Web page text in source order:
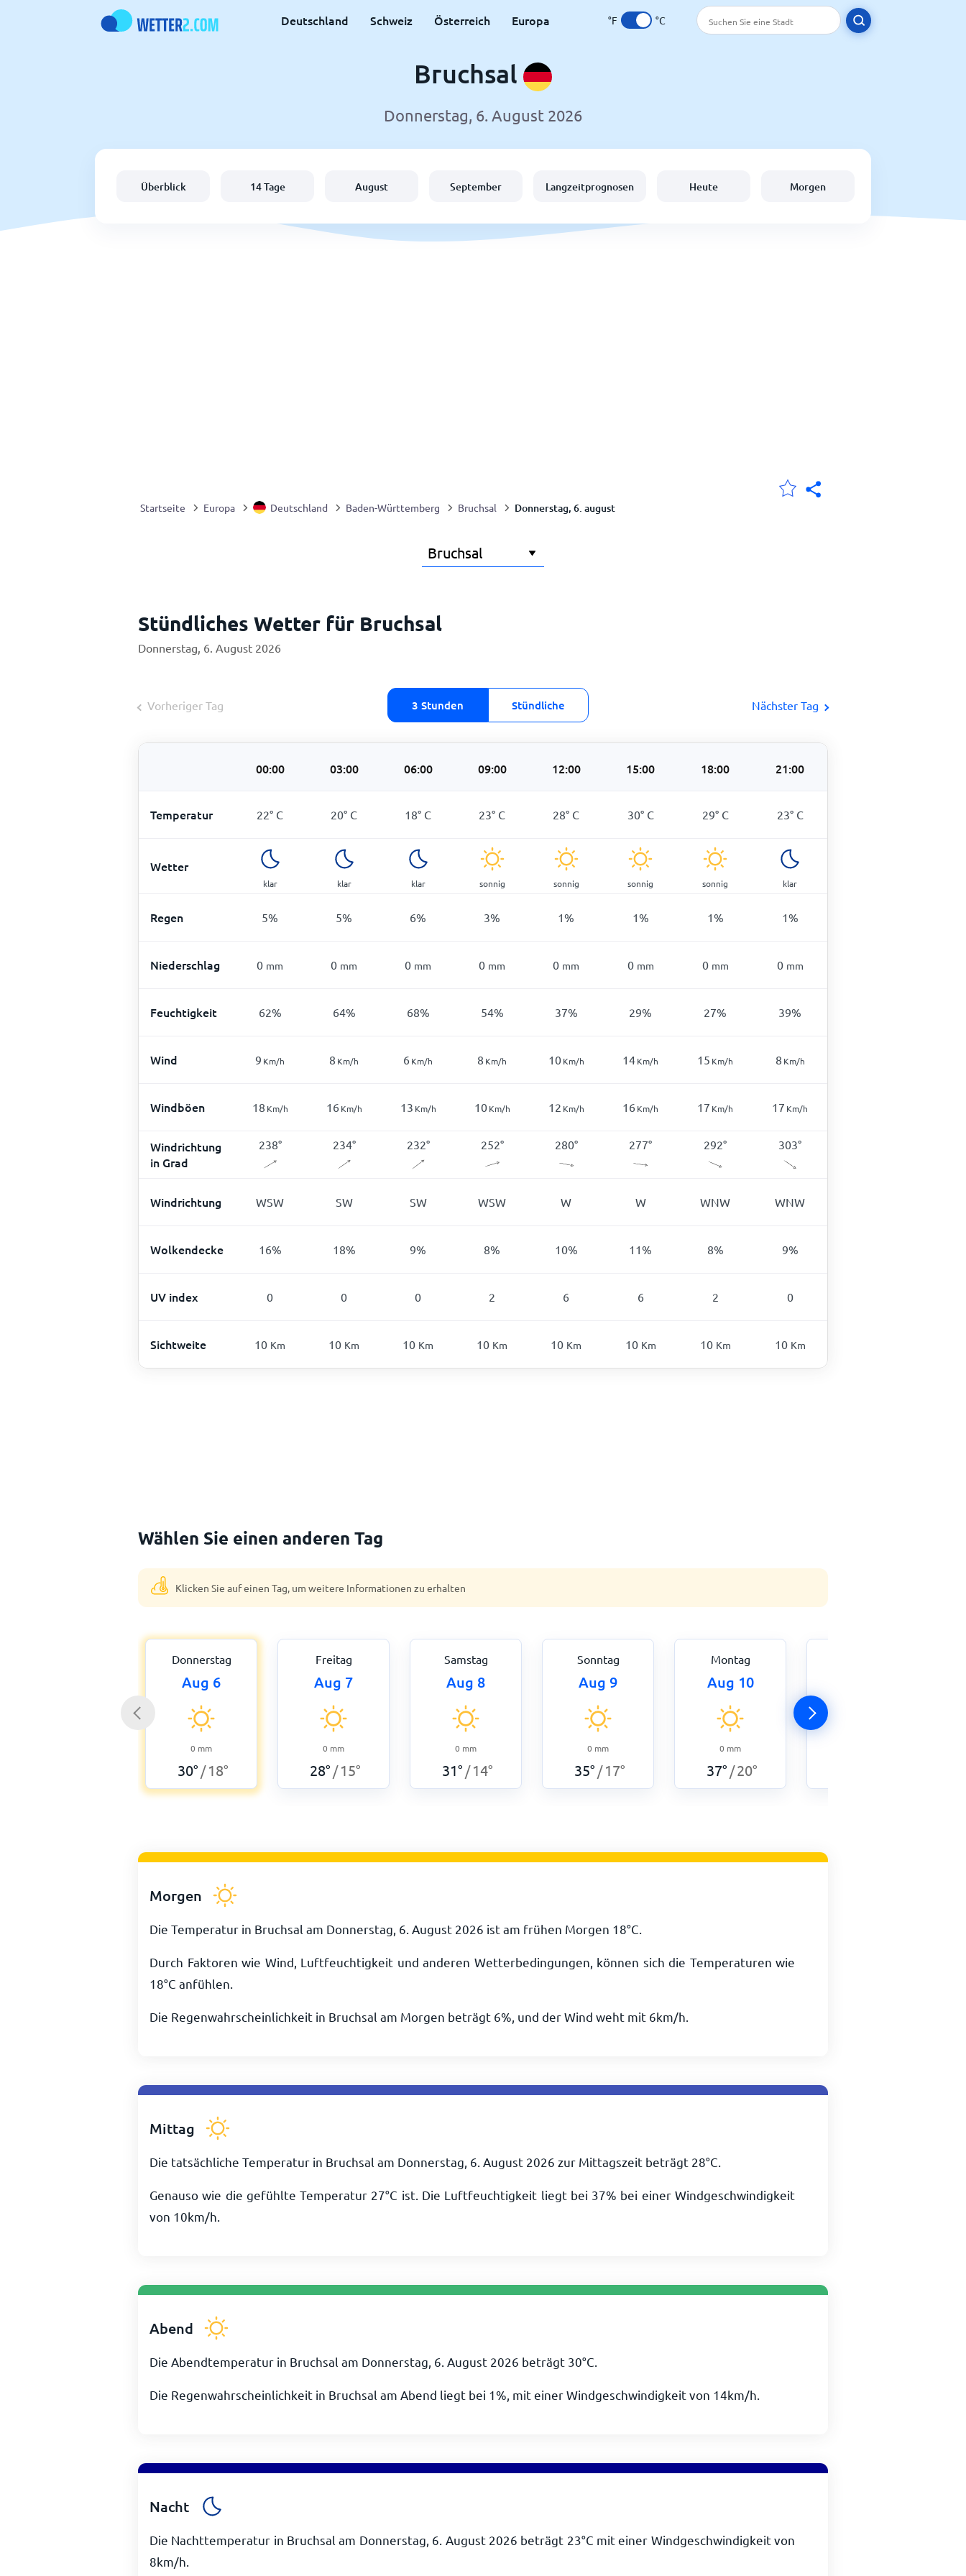
Deutschland Schweiz Österreich Europa °F °C
Bruchsal
Donnerstag, 6. August 2026
Überblick 14 Tage August September Langzeitprognosen Heute Morgen
Startseite Europa Deutschland Baden-Württemberg Bruchsal Donnerstag, 6. august
Stündliches Wetter für Bruchsal
Donnerstag, 6. August 2026
Vorheriger Tag 3 Stunden Stündliche Nächster Tag
00:00 03:00 06:00 09:00 12:00 15:00 18:00 21:00
Temperatur 22° C 20° C 18° C 23° C 28° C 30° C 29° C 23° C
Wetter
klar klar klar sonnig sonnig sonnig sonnig klar
Regen 5% 5% 6% 3% 1% 1% 1% 1%
Niederschlag 0 mm 0 mm 0 mm 0 mm 0 mm 0 mm 0 mm 0 mm
Feuchtigkeit 62% 64% 68% 54% 37% 29% 27% 39%
Wind 9 Km/h 8 Km/h 6Km/h 8 Km/h 10 Km/h 14Km/h 15 Km/h 8 Km/h
Windböen 18 Km/h 16 Km/h 13 Km/h 10 Km/h 12 Km/h 16Km/h 17 Km/h 17 Km/h
Windrichtung
in Grad
238° 234° 232° 252° 280° 277° 292° 303°
Windrichtung WSW SW SW WSW W W WNW WNW
Wolkendecke 16% 18% 9% 8% 10% 11% 8% 9%
UV index 0 0 0 2 6 6 2 0
Sichtweite 10 Km 10 Km 10 Km 10 Km 10 Km 10 Km 10 Km 10 Km
Wählen Sie einen anderen Tag
Klicken Sie auf einen Tag, um weitere Informationen zu erhalten
Donnerstag
Aug 6
0 mm
30° / 18°
Freitag
Aug 7
0 mm
28° / 15°
Samstag
Aug 8
0 mm
31° / 14°
Sonntag
Aug 9
0 mm
35° / 17°
Montag
Aug 10
0 mm
37° /20°
Morgen
Die Temperatur in Bruchsal am Donnerstag, 6. August 2026 ist am frühen Morgen 18°C
Durch Faktoren wie Wind, Luftfeuchtigkeit und anderen Wetterbedingungen, können sich die Temperaturen wie
18°C anfühlen.
Die Regenwahrscheinlichkeit in Bruchsal am Morgen beträgt 6%, und der Wind weht mit 6km/h
Mittag
Die tatsächliche Temperatur in Bruchsal am Donnerstag, 6. August 2026 zur Mittagszeit beträgt 28°C
Genauso wie die gefühlte Temperatur 27°C ist. Die Luftfeuchtigkeit liegt bei 37% bei einer Windgeschwindigkeit
von 10km/h
Abend
Die Abendtemperatur in Bruchsal am Donnerstag, 6. August 2026 beträgt 30°C
Die Regenwahrscheinlichkeit in Bruchsal am Abend liegt bei 1%, mit einer Windgeschwindigkeit von 14km/h
Nacht
Die Nachttemperatur in Bruchsal am Donnerstag, 6. August 2026 beträgt 23°C mit einer Windgeschwindigkeit von
8km/h